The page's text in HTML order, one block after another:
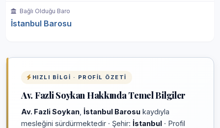
Bağlı Olduğu Baro
İstanbul Barosu
HIZLI BILGI · PROFIL ÖZETI
Av. Fazli Soykan Hakkında Temel Bilgiler
Av. Fazli Soykan İstanbul Barosu kaydıyla
mesleğini sürdürmektedir · Şehir: İstanbul · Profil